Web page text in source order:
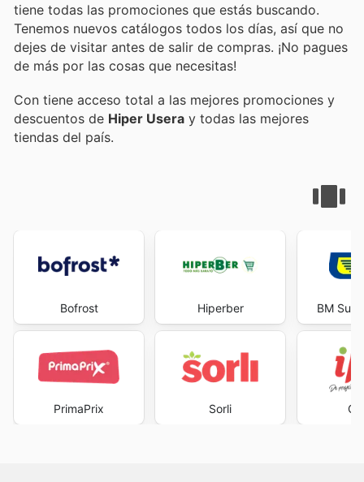
tiene todas las promociones que estás buscando.
Tenemos nuevos catálogos todos los días, así que no
dejes de visitar antes de salir de compras. ¡No pagues
de más por las cosas que necesitas!
Con tiene acceso total a las mejores promociones y
descuentos de Hiper Usera y todas las mejores
tiendas del país.
Bofrost
PrimaPrix
Hiperber
Sorli
BM